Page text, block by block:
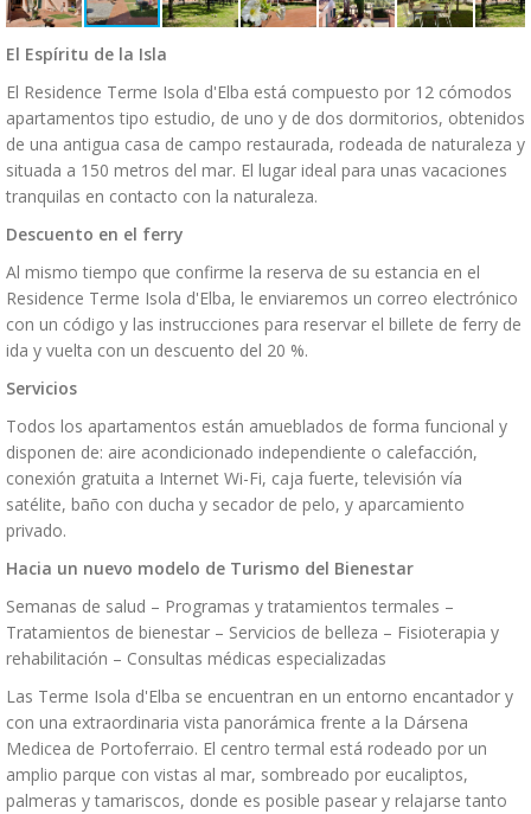
El Espíritu de la Isla
El Residence Terme Isola d'Elba está compuesto por 12 cómodos
apartamentos tipo estudio, de uno y de dos dormitorios, obtenidos
de una antigua casa de campo restaurada, rodeada de naturaleza y
situada a 150 metros del mar. El lugar ideal para unas vacaciones
tranquilas en contacto con la naturaleza.
Descuento en el ferry
Al mismo tiempo que confirme la reserva de su estancia en el
Residence Terme Isola d'Elba, le enviaremos un correo electrónico
con un código y las instrucciones para reservar el billete de ferry de
ida y vuelta con un descuento del 20 %.
Servicios
Todos los apartamentos están amueblados de forma funcional y
disponen de: aire acondicionado independiente o calefacción,
conexión gratuita a Internet Wi-Fi, caja fuerte, televisión vía
satélite, baño con ducha y secador de pelo, y aparcamiento
privado.
Hacia un nuevo modelo de Turismo del Bienestar
Semanas de salud – Programas y tratamientos termales –
Tratamientos de bienestar – Servicios de belleza – Fisioterapia y
rehabilitación – Consultas médicas especializadas
Las Terme Isola d'Elba se encuentran en un entorno encantador y
con una extraordinaria vista panorámica frente a la Dársena
Medicea de Portoferraio. El centro termal está rodeado por un
amplio parque con vistas al mar, sombreado por eucaliptos,
palmeras y tamariscos, donde es posible pasear y relajarse tanto